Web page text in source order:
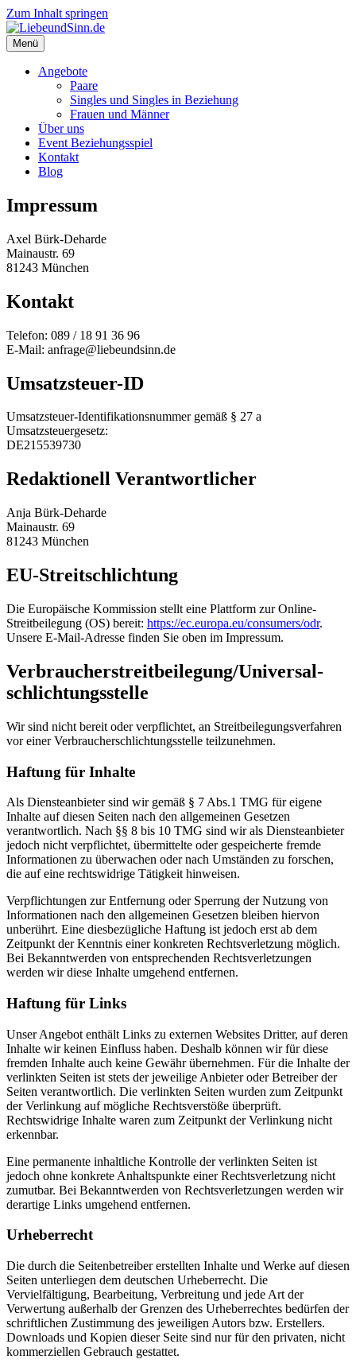
Zum Inhalt springen
Menü
Angebote
Paare
Singles und Singles in Beziehung
Frauen und Männer
Über uns
Event Beziehungsspiel
Kontakt
Blog
Impressum
Axel Bürk-Deharde
Mainaustr. 69
81243 München
Kontakt
Telefon: 089 / 18 91 36 96
E-Mail: anfrage@liebeundsinn.de
Umsatzsteuer-ID
Umsatzsteuer-Identifikationsnummer gemäß § 27 a
Umsatzsteuergesetz:
DE215539730
Redaktionell Verantwortlicher
Anja Bürk-Deharde
Mainaustr. 69
81243 München
EU-Streitschlichtung
Die Europäische Kommission stellt eine Plattform zur Online-
Streitbeilegung (OS) bereit: https://ec.europa.eu/consumers/odr.
Unsere E-Mail-Adresse finden Sie oben im Impressum.
Verbraucher­streit­beilegung/Universal­
schlichtungs­stelle
Wir sind nicht bereit oder verpflichtet, an Streitbeilegungsverfahren
vor einer Verbraucherschlichtungsstelle teilzunehmen.
Haftung für Inhalte
Als Diensteanbieter sind wir gemäß § 7 Abs.1 TMG für eigene
Inhalte auf diesen Seiten nach den allgemeinen Gesetzen
verantwortlich. Nach §§ 8 bis 10 TMG sind wir als Diensteanbieter
jedoch nicht verpflichtet, übermittelte oder gespeicherte fremde
Informationen zu überwachen oder nach Umständen zu forschen,
die auf eine rechtswidrige Tätigkeit hinweisen.
Verpflichtungen zur Entfernung oder Sperrung der Nutzung von
Informationen nach den allgemeinen Gesetzen bleiben hiervon
unberührt. Eine diesbezügliche Haftung ist jedoch erst ab dem
Zeitpunkt der Kenntnis einer konkreten Rechtsverletzung möglich.
Bei Bekanntwerden von entsprechenden Rechtsverletzungen
werden wir diese Inhalte umgehend entfernen.
Haftung für Links
Unser Angebot enthält Links zu externen Websites Dritter, auf deren
Inhalte wir keinen Einfluss haben. Deshalb können wir für diese
fremden Inhalte auch keine Gewähr übernehmen. Für die Inhalte der
verlinkten Seiten ist stets der jeweilige Anbieter oder Betreiber der
Seiten verantwortlich. Die verlinkten Seiten wurden zum Zeitpunkt
der Verlinkung auf mögliche Rechtsverstöße überprüft.
Rechtswidrige Inhalte waren zum Zeitpunkt der Verlinkung nicht
erkennbar.
Eine permanente inhaltliche Kontrolle der verlinkten Seiten ist
jedoch ohne konkrete Anhaltspunkte einer Rechtsverletzung nicht
zumutbar. Bei Bekanntwerden von Rechtsverletzungen werden wir
derartige Links umgehend entfernen.
Urheberrecht
Die durch die Seitenbetreiber erstellten Inhalte und Werke auf diesen
Seiten unterliegen dem deutschen Urheberrecht. Die
Vervielfältigung, Bearbeitung, Verbreitung und jede Art der
Verwertung außerhalb der Grenzen des Urheberrechtes bedürfen der
schriftlichen Zustimmung des jeweiligen Autors bzw. Erstellers.
Downloads und Kopien dieser Seite sind nur für den privaten, nicht
kommerziellen Gebrauch gestattet.